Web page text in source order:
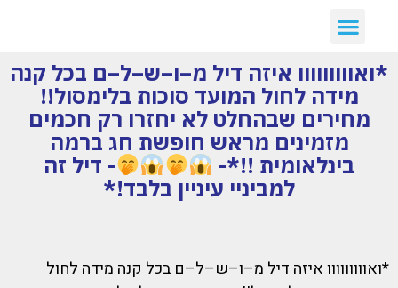
*ואווווווווו איזה דיל מ–ו–ש–ל–ם בכל קנה
מידה לחול המועד סוכות בלימסול!!
מחירים שבהחלט לא יחזרו רק חכמים
מזמינים מראש חופשת חג ברמה
בינלאומית !!*-
- דיל זה
למביניי עיניין בלבד!*
*ואווווווווו איזה דיל מ–ו–ש–ל–ם בכל קנה מידה לחול